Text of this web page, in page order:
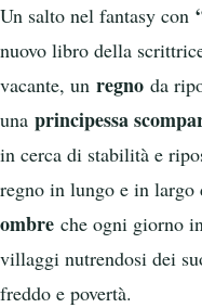
Un salto nel fantasy con
nuovo libro della
vacante, un regno da
una principessa
in cerca di stabilità e
regno in lungo e in largo
ombre che ogni giorno
villaggi nutrendosi dei
freddo e povertà.